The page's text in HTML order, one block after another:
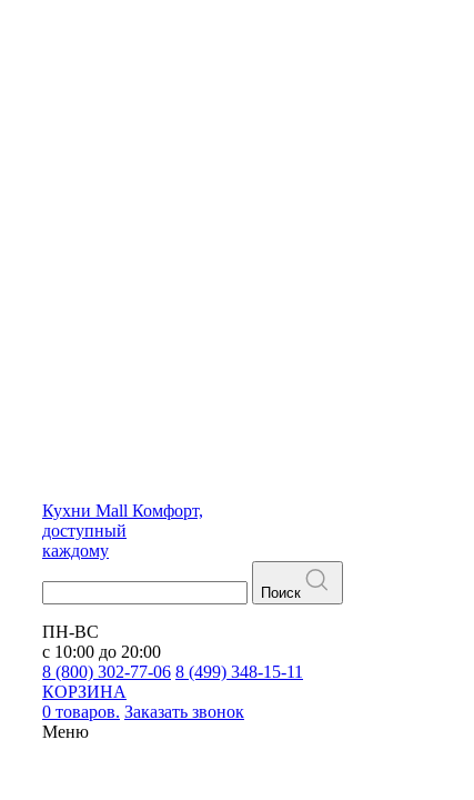
Кухни Mall Комфорт,
доступный
каждому
Поиск
ПН-ВС
с 10:00 до 20:00
8 (800) 302-77-06 8 (499) 348-15-11
КОРЗИНА
0 товаров. Заказать звонок
Меню